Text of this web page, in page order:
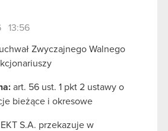
13:56
Zwyczajnego Walnego
art. 56 ust. 1 pkt 2 ustawy o
bieżące i okresowe
S.A. przekazuje w